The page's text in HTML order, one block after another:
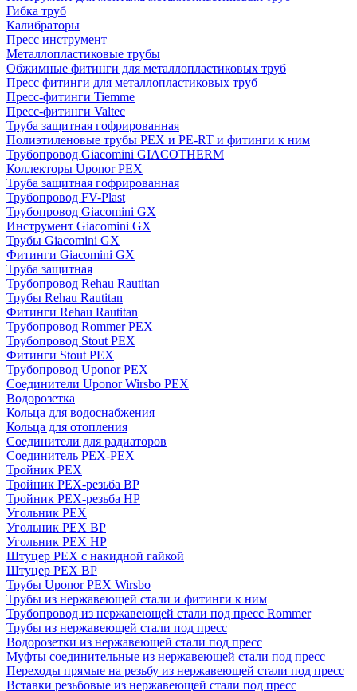
Гибка труб
Калибраторы
Пресс инструмент
Металлопластиковые трубы
Обжимные фитинги для металлопластиковых труб
Пресс фитинги для металлопластиковых труб
Пресс-фитинги Tiemme
Пресс-фитинги Valtec
Труба защитная гофрированная
Полиэтиленовые трубы PEX и PE-RT и фитинги к ним
Трубопровод Giacomini GIACOTHERM
Коллекторы Uponor PEX
Труба защитная гофрированная
Трубопровод FV-Plast
Трубопровод Giacomini GX
Инструмент Giacomini GX
Трубы Giacomini GX
Фитинги Giacomini GX
Труба защитная
Трубопровод Rehau Rautitan
Трубы Rehau Rautitan
Фитинги Rehau Rautitan
Трубопровод Rommer PEX
Трубопровод Stout PEX
Фитинги Stout PEX
Трубопровод Uponor PEX
Соединители Uponor Wirsbo PEX
Водорозетка
Кольца для водоснабжения
Кольца для отопления
Соединители для радиаторов
Соединитель PEX-PEX
Тройник PEX
Тройник PEX-резьба ВР
Тройник PEX-резьба НР
Угольник PEX
Угольник PEX ВР
Угольник PEX НР
Штуцер PEX c накидной гайкой
Штуцер PEX ВР
Трубы Uponor PEX Wirsbo
Трубы из нержавеющей стали и фитинги к ним
Трубопровод из нержавеющей стали под пресс Rommer
Трубы из нержавеющей стали под пресс
Водорозетки из нержавеющей стали под пресс
Муфты соединительные из нержавеющей стали под пресс
Переходы прямые на резьбу из нержавеющей стали под пресс
Вставки резьбовые из нержавеющей стали под пресс